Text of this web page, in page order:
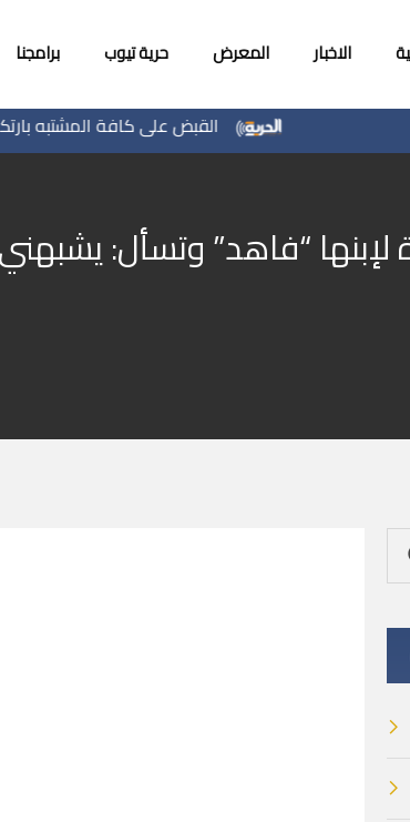
الاخبار المعرض حرية تيوب برامجنا
القبض على كافة المشتبه
لإبنها “فاهد” وتسأل: